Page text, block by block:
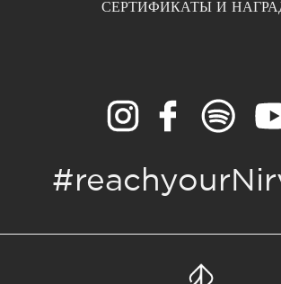
СЕРТИФИКАТЫ И